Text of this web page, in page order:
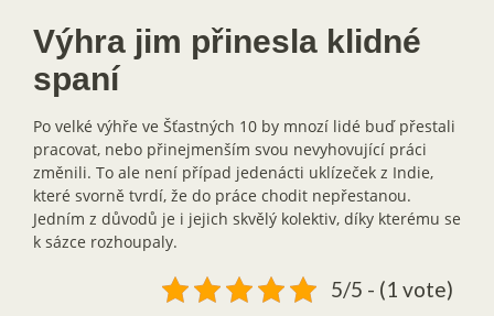
Výhra jim přinesla klidné
spaní
Po velké výhře ve Šťastných 10 by mnozí lidé buď přestali
pracovat, nebo přinejmenším svou nevyhovující práci
změnili. To ale není případ jedenácti uklízeček z Indie,
které svorně tvrdí, že do práce chodit nepřestanou.
Jedním z důvodů je i jejich skvělý kolektiv, díky kterému se
k sázce rozhoupaly.
5/5 - (1 vote)